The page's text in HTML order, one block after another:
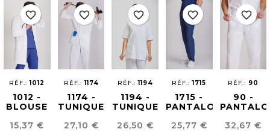
RÉF.:1012
1012 -
BLOUSE
À COL
Prix
15,37 €
favorite_border
RÉF.:1174
1174 -
TUNIQUE
HOMME
Prix
27,10 €
favorite_border
RÉF.:1194
1194 -
TUNIQUE
UNISEX
Prix
26,50 €
favorite_border
RÉF.:1715
1715 -
PANTALON
UNISEX
Prix
25,77 €
favorite_border
RÉF.: 90
90 -
UNISEX
Prix
32,67 €
favorite_border